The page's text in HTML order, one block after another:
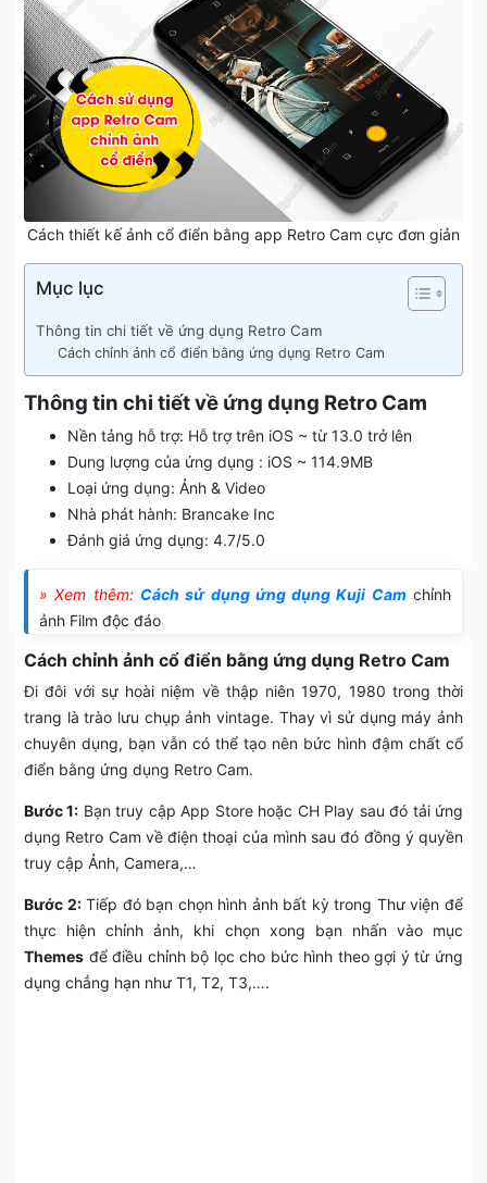
Cách thiết kế ảnh cổ điển bằng app Retro Cam cực đơn giản
Mục lục
Thông tin chi tiết về ứng dụng Retro Cam
Cách chỉnh ảnh cổ điển bằng ứng dụng Retro Cam
Thông tin chi tiết về ứng dụng Retro Cam
Nền tảng hỗ trợ: Hỗ trợ trên iOS ~ từ 13.0 trở lên
Dung lượng của ứng dụng : iOS ~ 114.9MB
Loại ứng dụng: Ảnh & Video
Nhà phát hành: Brancake Inc
Đánh giá ứng dụng: 4.7/5.0
» Xem thêm: Cách sử dụng ứng dụng Kuji Camchỉnh
ảnh Film độc đáo
Cách chỉnh ảnh cổ điển bằng ứng dụng Retro Cam
Đi đôi với sự hoài niệm về thập niên 1970, 1980 trong thời
trang là trào lưu chụp ảnh vintage. Thay vì sử dụng máy ảnh
chuyên dụng, bạn vẫn có thể tạo nên bức hình đậm chất cổ
điển bằng ứng dụng Retro Cam.
Bước 1: Bạn truy cập App Store hoặc CH Play sau đó tải ứng
dụng Retro Cam về điện thoại của mình sau đó đồng ý quyền
truy cập Ảnh, Camera,…
Bước 2:Tiếp đó bạn chọn hình ảnh bất kỳ trong Thư viện để
thực hiện chỉnh ảnh, khi chọn xong bạn nhấn vào mục
Themes để điều chỉnh bộ lọc cho bức hình theo gợi ý từ ứng
dụng chẳng hạn như T1, T2, T3,….